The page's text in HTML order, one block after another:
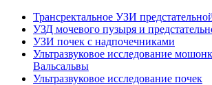
Трансректальное УЗИ
УЗД мочевого пузыря и
УЗИ почек с надпочечниками
Ультразвуковое исследование
Вальсальвы
Ультразвуковое исследование почек